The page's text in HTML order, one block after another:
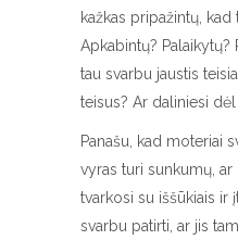
kažkas pripažintų, kad
Apkabintų?
tau svarbu jaustis
teisus? Ar daliniesi
Panašu, kad moteriai
vyras turi sunkumų, ar
tvarkosi su iššūkiais ir
svarbu patirti, ar jis